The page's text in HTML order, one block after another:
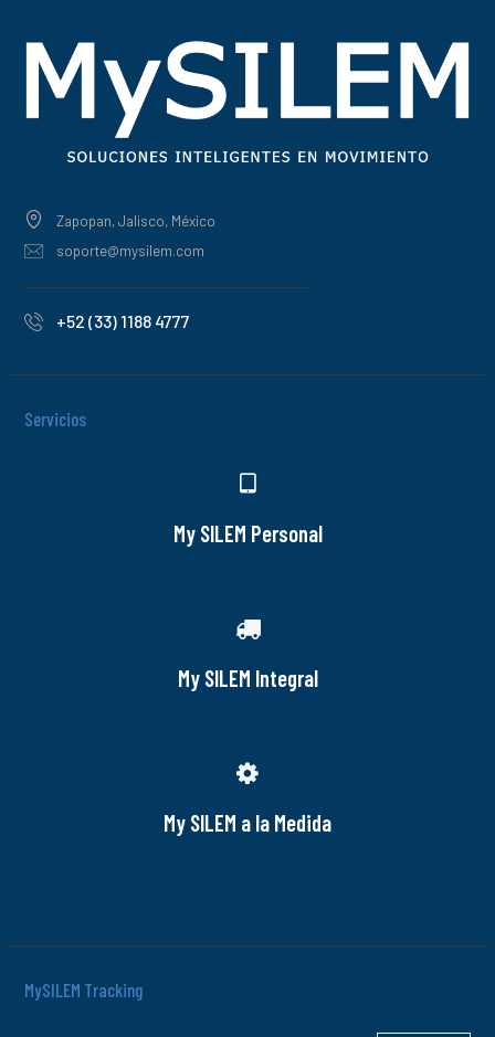
Zapopan, Jalisco, México
soporte@mysilem.com
+52 (33) 1188 4777
Servicios
My SILEM Personal
My SILEM Integral
My SILEM a la Medida
MySILEM Tracking